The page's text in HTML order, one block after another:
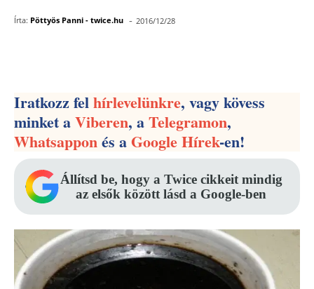
Írta: Pöttyös Panni - twice.hu - 2016/12/28
Iratkozz felhírlevelünkre, vagy kövess
minket aViberen, aTelegramon,
Whatsapponés aGoogle Hírek-en!
Állítsd be, hogy a Twice cikkeit mindig
az elsők között lásd a Google-ben